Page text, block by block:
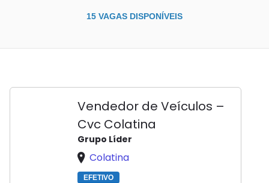
15 VAGAS DISPONÍVEIS
Vendedor de Veículos –
Cvc Colatina
Grupo Líder
Colatina
EFETIVO